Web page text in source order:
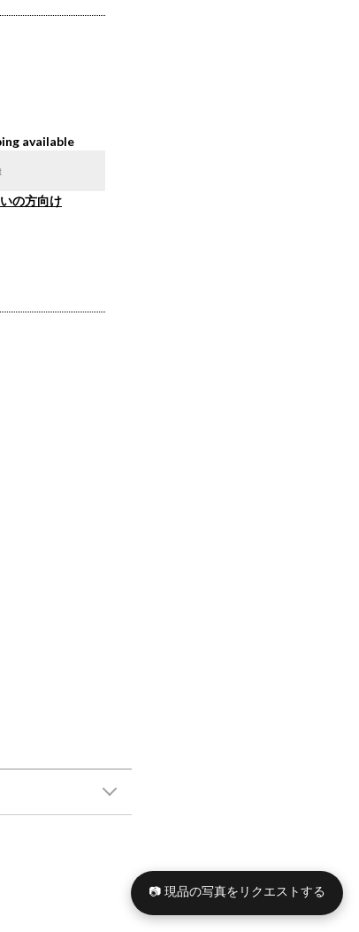
available
の方向け
📷 現品の写真をリクエストする